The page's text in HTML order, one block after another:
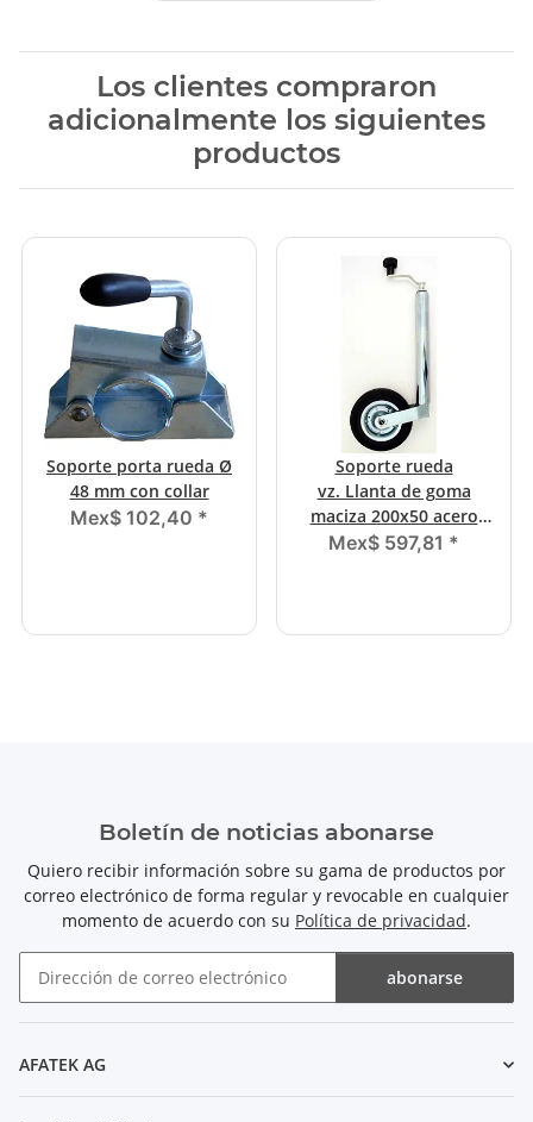
Los clientes compraron
adicionalmente los siguientes
productos
Soporte porta rueda Ø
48 mm con collar
Mex$ 102,40 *
Soporte rueda
vz. Llanta de goma
maciza 200x50 acero
150 kg
Mex$ 597,81 *
Boletín de noticias abonarse
Quiero recibir información sobre su gama de productos por
correo electrónico de forma regular y revocable en cualquier
momento de acuerdo con su Política de privacidad.
abonarse
AFATEK AG